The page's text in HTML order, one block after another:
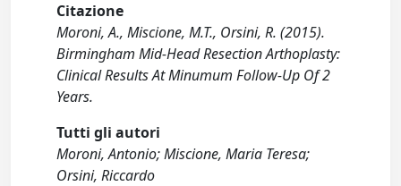
Citazione
Moroni, A., Miscione, M.T., Orsini, R. (2015).
Birmingham Mid-Head Resection Arthoplasty:
Clinical Results At Minumum Follow-Up Of 2
Years.
Tutti gli autori
Moroni, Antonio; Miscione, Maria Teresa;
Orsini, Riccardo